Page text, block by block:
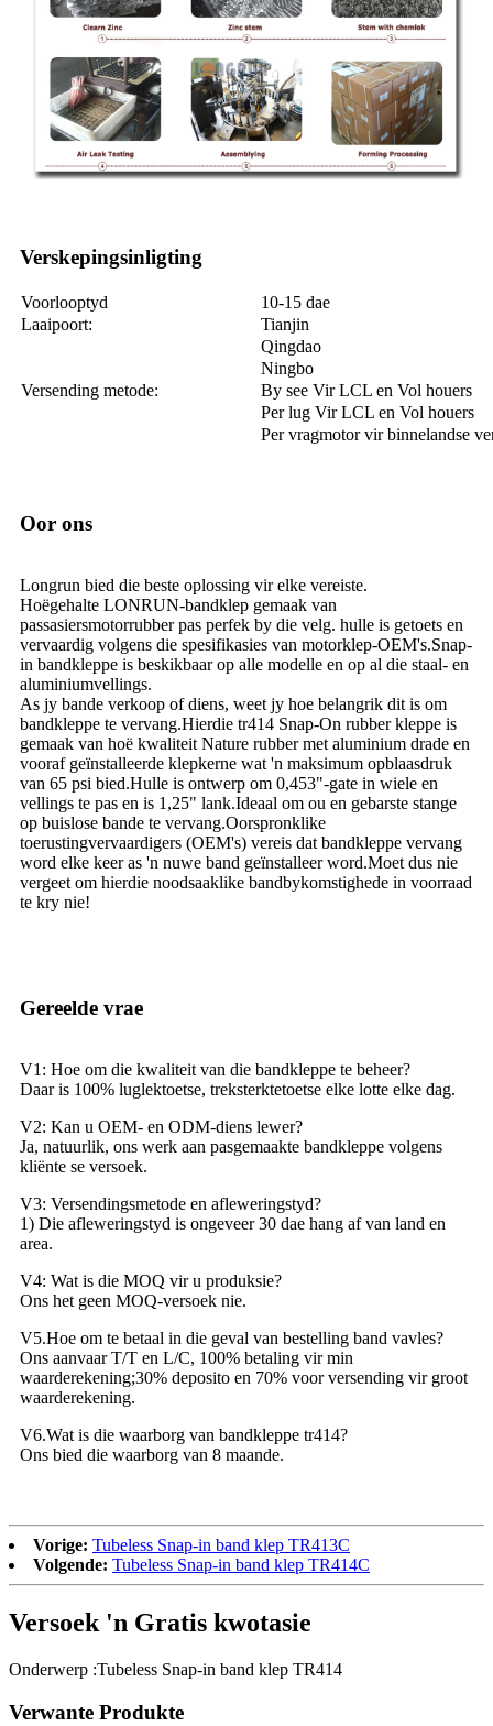
Verskepingsinligting
Voorlooptyd
10-15 dae
Laaipoort:
Tianjin
Qingdao
Ningbo
Versending metode:
By see Vir LCL en Vol houers
Per lug Vir LCL en Vol houers
Per vragmotor vir binnelandse
Oor ons
Longrun bied die beste oplossing vir elke vereiste.
Hoëgehalte LONRUN-bandklep gemaak van
passasiersmotorrubber pas perfek by die velg. hulle is getoets en
vervaardig volgens die spesifikasies van motorklep-OEM's.Snap-
in bandkleppe is beskikbaar op alle modelle en op al die staal- en
aluminiumvellings.
As jy bande verkoop of diens, weet jy hoe belangrik dit is om
bandkleppe te vervang.Hierdie tr414 Snap-On rubber kleppe is
gemaak van hoë kwaliteit Nature rubber met aluminium drade en
vooraf geïnstalleerde klepkerne wat 'n maksimum opblaasdruk
van 65 psi bied.Hulle is ontwerp om 0,453"-gate in wiele en
vellings te pas en is 1,25" lank.Ideaal om ou en gebarste stange
op buislose bande te vervang.Oorspronklike
toerustingvervaardigers (OEM's) vereis dat bandkleppe vervang
word elke keer as 'n nuwe band geïnstalleer word.Moet dus nie
vergeet om hierdie noodsaaklike bandbykomstighede in voorraad
te kry nie!
Gereelde vrae
V1: Hoe om die kwaliteit van die bandkleppe te beheer?
Daar is 100% luglektoetse, treksterktetoetse elke lotte elke dag.
V2: Kan u OEM- en ODM-diens lewer?
Ja, natuurlik, ons werk aan pasgemaakte bandkleppe volgens
kliënte se versoek.
V3: Versendingsmetode en afleweringstyd?
1) Die afleweringstyd is ongeveer 30 dae hang af van land en
area.
V4: Wat is die MOQ vir u produksie?
Ons het geen MOQ-versoek nie.
V5.Hoe om te betaal in die geval van bestelling band vavles?
Ons aanvaar T/T en L/C, 100% betaling vir min
waarderekening;30% deposito en 70% voor versending vir groot
waarderekening.
V6.Wat is die waarborg van bandkleppe tr414?
Ons bied die waarborg van 8 maande.
Vorige: Tubeless Snap-in band klep TR413C
Volgende: Tubeless Snap-in band klep TR414C
Versoek 'n Gratis kwotasie
Onderwerp :Tubeless Snap-in band klep TR414
Verwante Produkte